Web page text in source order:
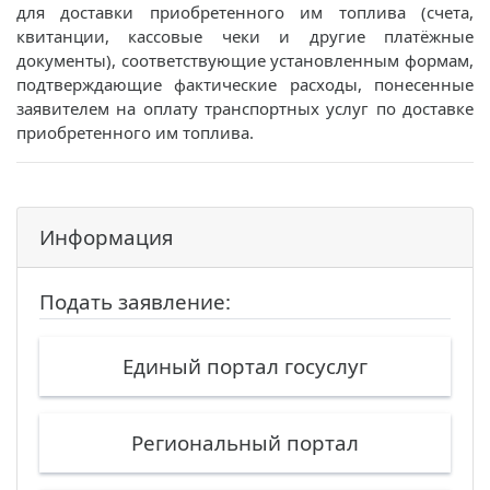
для доставки приобретенного им топлива (счета,
квитанции, кассовые чеки и другие платёжные
документы), соответствующие установленным формам,
подтверждающие фактические расходы, понесенные
заявителем на оплату транспортных услуг по доставке
приобретенного им топлива.
Информация
Подать заявление:
Единый портал госуслуг
Региональный портал